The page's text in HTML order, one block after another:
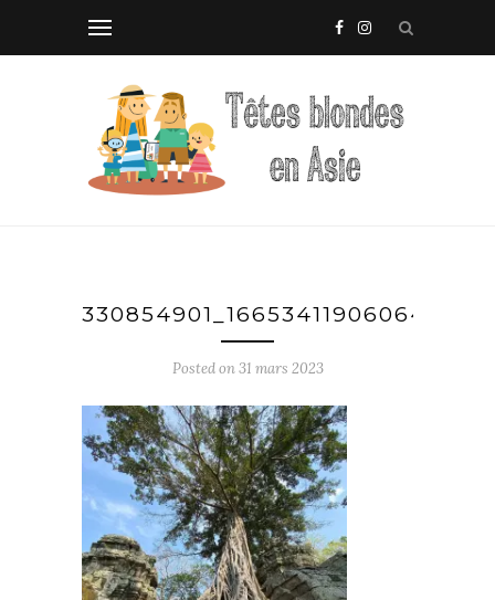
Posted on31 mars 2023